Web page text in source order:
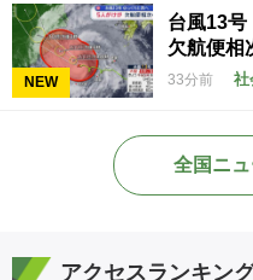
NEW
台風13
欠航便相
33分前 社
全国ニ
アクセスランキン